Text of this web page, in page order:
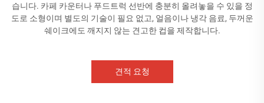
습니다. 카페 카운터나 푸드트럭 선반에 충분히 올려놓을 수 있을 정
도로 소형이며 별도의 기술이 필요 없고, 얼음이나 냉각 음료, 두꺼운
쉐이크에도 깨지지 않는 견고한 컵을 제작합니다.
견적 요청